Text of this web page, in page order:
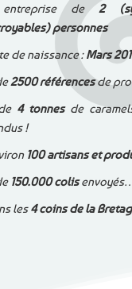
de2
personnes
de naissance :Mars
2500 référencesde
4 tonnesde
!
100 artisans et
150.000 colis
les4 coins de la